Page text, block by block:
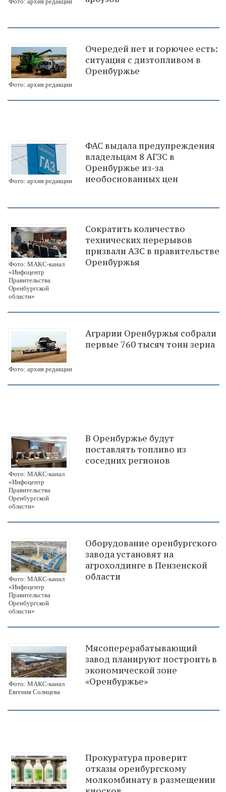
Фото: архив редакции
Очередей нет и горючее есть:
ситуация с дизтопливом в
Оренбуржье
Фото: архив редакции
ФАС выдала предупреждения
владельцам 8 АГЗС в
Оренбуржье из-за
необоснованных цен
Фото: МАКС-канал
«Инфоцентр
Правительства
Оренбургской
области»
Сократить количество
технических перерывов
призвали АЗС в правительстве
Оренбуржья
Фото: архив редакции
Аграрии Оренбуржья собрали
первые 760 тысяч тонн зерна
Фото: МАКС-канал
«Инфоцентр
Правительства
Оренбургской
области»
В Оренбуржье будут
поставлять топливо из
соседних регионов
Фото: МАКС-канал
«Инфоцентр
Правительства
Оренбургской
области»
Оборудование оренбургского
завода установят на
агрохолдинге в Пензенской
области
Фото: МАКС-канал
Евгения Солнцева
Мясоперерабатывающий
завод планируют построить в
экономической зоне
«Оренбуржье»
Прокуратура проверит
отказы оренбургскому
молкомбинату в размещении